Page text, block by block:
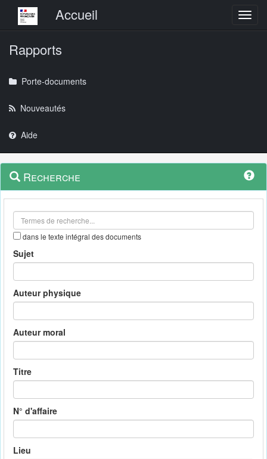
Menu principalAccueil
Rapports
Porte-documents
Nouveautés
Aide
Navigation
outils
Menu
contextuel
Recherche
dans le texte intégral des documents
Sujet
Auteur physique
Auteur moral
Titre
N° d'affaire
Lieu